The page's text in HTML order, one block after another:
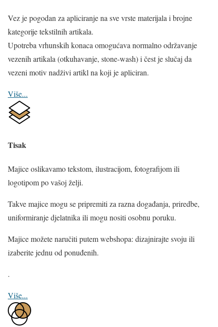
Vez je pogodan za apliciranje na sve vrste materijala i brojne
kategorije tekstilnih artikala.
Upotreba vrhunskih konaca omogućava normalno održavanje
vezenih artikala (otkuhavanje, stone-wash) i čest je slučaj da
vezeni motiv nadživi artikl na koji je apliciran.
Više...
Tisak
Majice oslikavamo tekstom, ilustracijom, fotografijom ili
logotipom po vašoj želji.
Takve majice mogu se pripremiti za razna događanja, priredbe,
uniformiranje djelatnika ili mogu nositi osobnu poruku.
Majice možete naručiti putem webshopa: dizajnirajte svoju ili
izaberite jednu od ponuđenih.
.
Više...